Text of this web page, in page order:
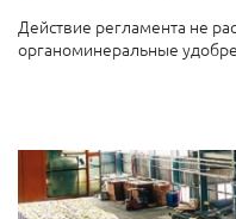
Действие регламента не
органоминеральные